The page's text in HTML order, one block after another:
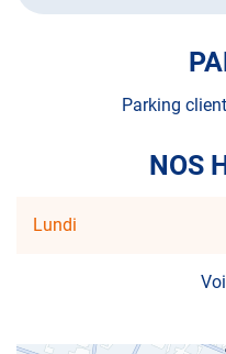
Parking
NOS
Horaires
Lundi
et